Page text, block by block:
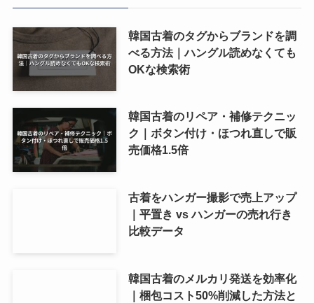
韓国古着のタグからブランドを調
べる方法｜ハングル読めなくても
OKな検索術
韓国古着のリペア・補修テクニッ
ク｜ボタン付け・ほつれ直しで販
売価格1.5倍
古着をハンガー撮影で売上アップ
｜平置き vs ハンガーの売れ行き
比較データ
韓国古着のメルカリ発送を効率化
｜梱包コスト50%削減した方法と